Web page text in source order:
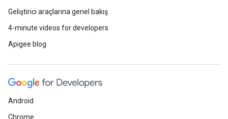
Geliştirici araçlarına genel bakış
4-minute videos for developers
Apigee blog
Android
Chrome